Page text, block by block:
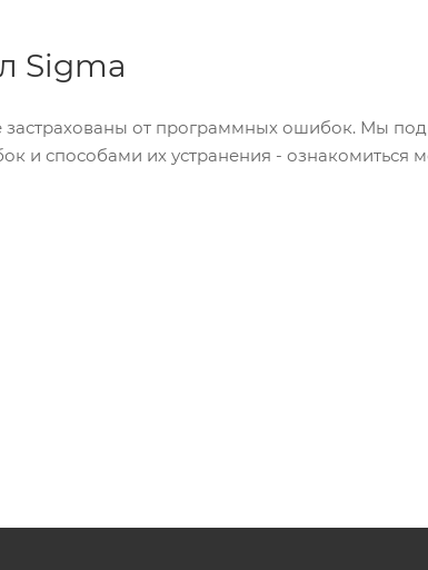
Sigma
от программных ошибок. Мы
и способами их устранения - ознакомиться